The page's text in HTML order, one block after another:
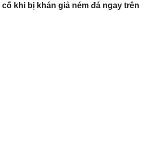
khi bị khán giả ném đá ngay trên